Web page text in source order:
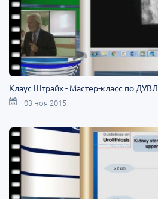
Клаус Штрайх - Мастер-класс по ДУВЛ
03 ноя 2015